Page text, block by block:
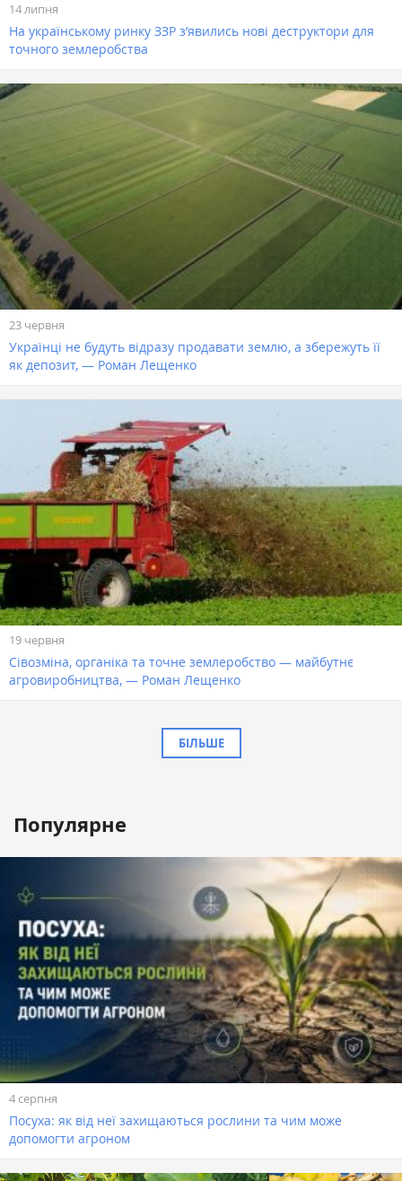
14 липня
На українському ринку ЗЗР з’явились нові деструктори для
точного землеробства
23 червня
Українці не будуть відразу продавати землю, а збережуть її
як депозит, — Роман Лещенко
19 червня
Сівозміна, органіка та точне землеробство — майбутнє
агровиробництва, — Роман Лещенко
БІЛЬШЕ
Популярне
4 серпня
Посуха: як від неї захищаються рослини та чим може
допомогти агроном